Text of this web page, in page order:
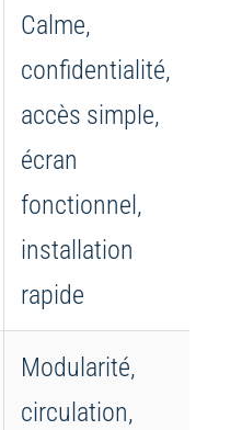
Calme,
confidentialité,
accès simple,
écran
fonctionnel,
installation
rapide
Modularité,
circulation,